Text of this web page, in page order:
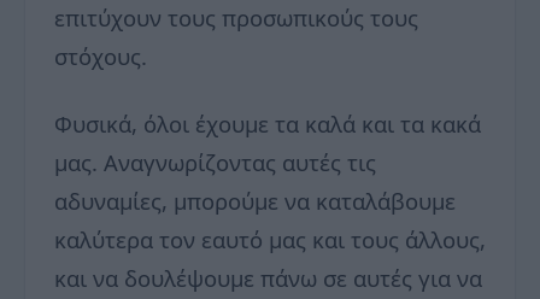
επιτύχουν τους προσωπικούς τους
στόχους.
Φυσικά, όλοι έχουμε τα καλά και τα κακά
μας. Αναγνωρίζοντας αυτές τις
αδυναμίες, μπορούμε να καταλάβουμε
καλύτερα τον εαυτό μας και τους άλλους,
και να δουλέψουμε πάνω σε αυτές για να